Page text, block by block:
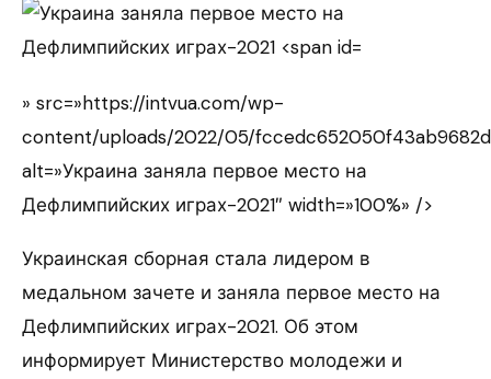
» src=»https://intvua.com/wp-
content/uploads/2022/05/
alt=»Украина заняла первое место на
Дефлимпийских играх-2021″ width=»100%» />
Украинская сборная стала лидером в
медальном зачете и заняла первое место на
Дефлимпийских играх-2021. Об этом
информирует Министерство молодежи и